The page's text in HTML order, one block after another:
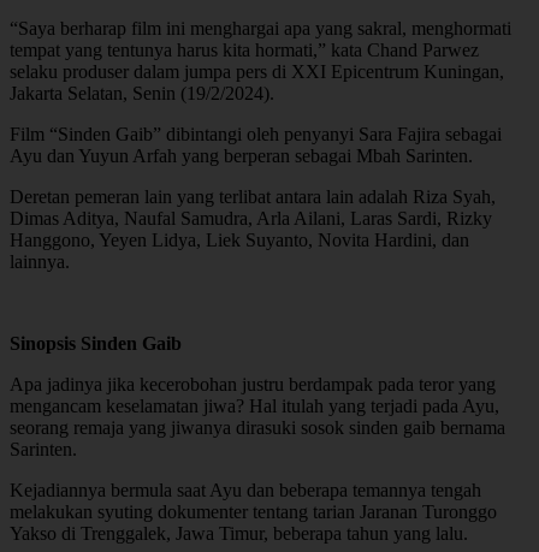
“Saya berharap film ini menghargai apa yang sakral, menghormati
tempat yang tentunya harus kita hormati,” kata Chand Parwez
selaku produser dalam jumpa pers di XXI Epicentrum Kuningan,
Jakarta Selatan, Senin (19/2/2024).
Film “Sinden Gaib” dibintangi oleh penyanyi Sara Fajira sebagai
Ayu dan Yuyun Arfah yang berperan sebagai Mbah Sarinten.
Deretan pemeran lain yang terlibat antara lain adalah Riza Syah,
Dimas Aditya, Naufal Samudra, Arla Ailani, Laras Sardi, Rizky
Hanggono, Yeyen Lidya, Liek Suyanto, Novita Hardini, dan
lainnya.
Sinopsis Sinden Gaib
Apa jadinya jika kecerobohan justru berdampak pada teror yang
mengancam keselamatan jiwa? Hal itulah yang terjadi pada Ayu,
seorang remaja yang jiwanya dirasuki sosok sinden gaib bernama
Sarinten.
Kejadiannya bermula saat Ayu dan beberapa temannya tengah
melakukan syuting dokumenter tentang tarian Jaranan Turonggo
Yakso di Trenggalek, Jawa Timur, beberapa tahun yang lalu.